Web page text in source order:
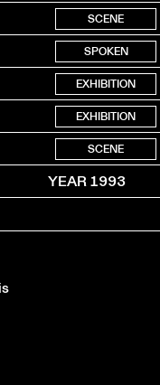
SCENE
SPOKEN
EXHIBITION
EXHIBITION
SCENE
YEAR 1993